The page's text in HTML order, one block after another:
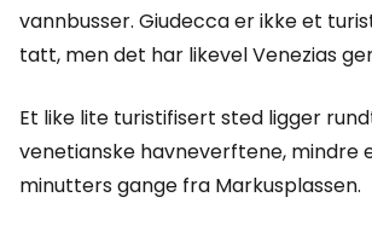
vannbusser. Giudecca er ikke et
tatt, men det har likevel Venezias
Et like lite turistifisert sted ligger
venetianske havneverftene, mindre
minutters gange fra Markusplassen.